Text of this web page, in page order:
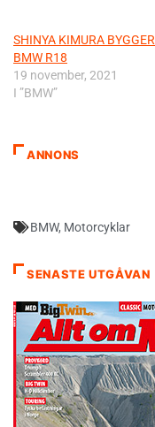
SHINYA KIMURA BYGGER
BMW R18
19 november, 2021
I ”BMW”
ANNONS
BMW, Motorcyklar
SENASTE UTGÅVAN